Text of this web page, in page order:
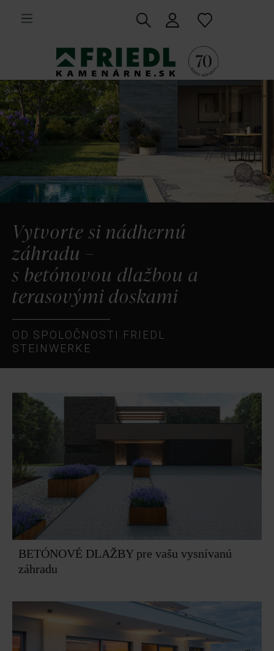
hlavný obsah
Vytvorte si nádhernú
záhradu –
s betónovou dlažbou a
terasovými doskami
OD SPOLOČNOSTI FRIEDL
STEINWERKE
BETÓNOVÉ DLAŽBY pre vašu vysnívanú
záhradu